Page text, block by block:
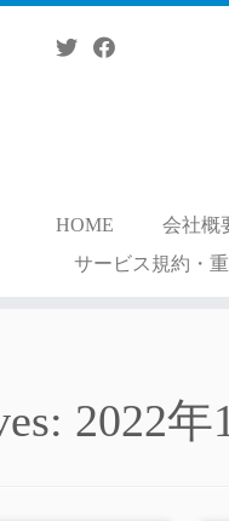
HOME 会社概
サービス規約・
2022年